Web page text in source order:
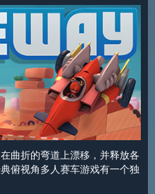
曲折的弯道上漂移，并释放各
俯视角多人赛车游戏有一个独